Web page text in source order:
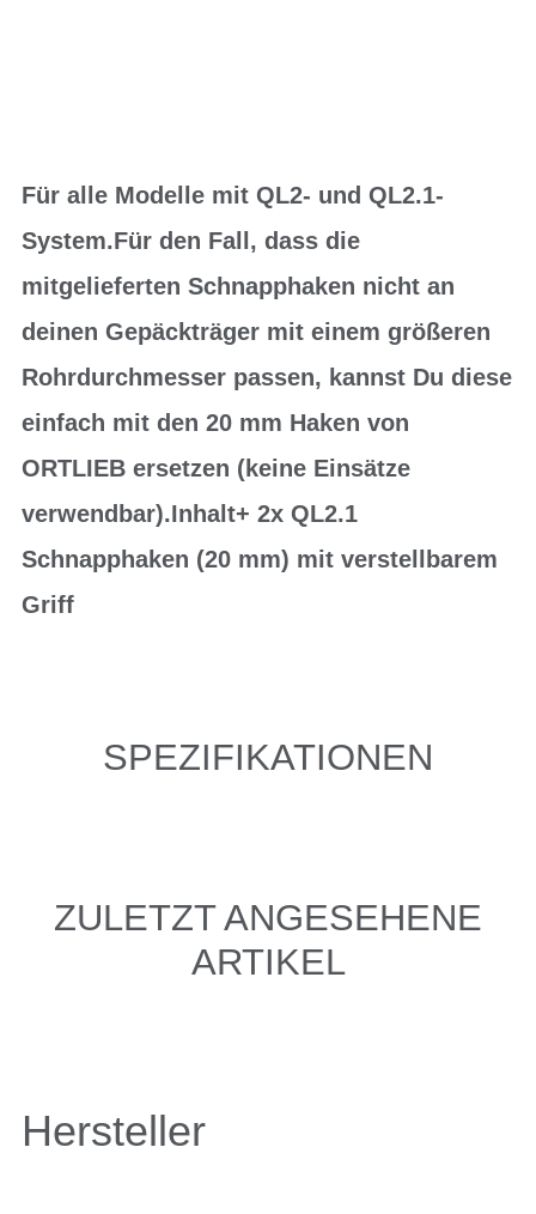
Für alle Modelle mit QL2- und QL2.1-
System.Für den Fall, dass die
mitgelieferten Schnapphaken nicht an
deinen Gepäckträger mit einem größeren
Rohrdurchmesser passen, kannst Du diese
einfach mit den 20 mm Haken von
ORTLIEB ersetzen (keine Einsätze
verwendbar).Inhalt+ 2x QL2.1
Schnapphaken (20 mm) mit verstellbarem
Griff
SPEZIFIKATIONEN
ZULETZT ANGESEHENE
ARTIKEL
Hersteller